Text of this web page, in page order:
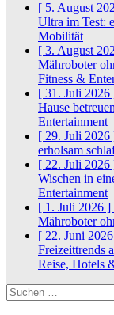
[ 5. August
Ultra im Test:
Mobilität
[ 3. August
Mähroboter
Fitness &
[ 31. Juli 2026
Hause
Entertainment
[ 29. Juli 2026
erholsam
[ 22. Juli 2026
Wischen in
Entertainment
[ 1. Juli 2026 ]
Mähroboter
[ 22. Juni
Freizeittrends
Reise, Hotels
Suchen
nach: